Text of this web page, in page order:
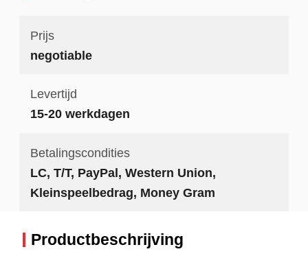
Prijs
negotiable
Levertijd
15-20 werkdagen
Betalingscondities
LC, T/T, PayPal, Western Union,
Kleinspeelbedrag, Money Gram
Productbeschrijving